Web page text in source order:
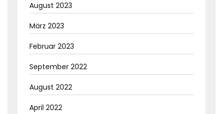
August 2023
März 2023
Februar 2023
September 2022
August 2022
April 2022